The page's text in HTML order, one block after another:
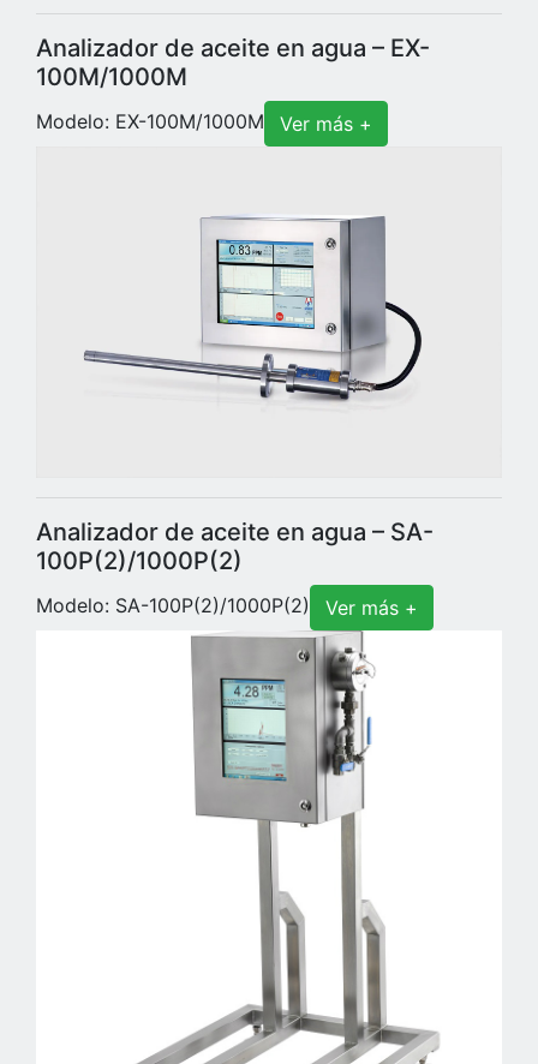
Analizador de aceite en agua – EX-
100M/1000M
Modelo: EX-100M/1000M Ver más +
Analizador de aceite en agua – SA-
100P(2)/1000P(2)
Modelo: SA-100P(2)/1000P(2) Ver más +